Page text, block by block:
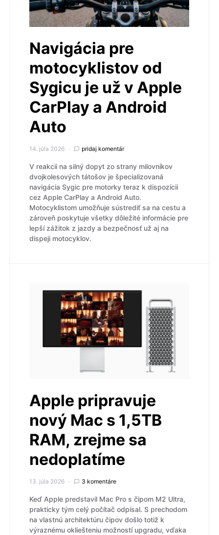
Navigácia pre
motocyklistov od
Sygicu je už v Apple
CarPlay a Android
Auto
14. júla 2026 pridaj komentár
V reakcii na silný dopyt zo strany milovníkov
dvojkolesových tátošov je špecializovaná
navigácia Sygic pre motorky teraz k dispozícii
cez Apple CarPlay a Android Auto.
Motocyklistom umožňuje sústrediť sa na cestu a
zároveň poskytuje všetky dôležité informácie pre
lepší zážitok z jazdy a bezpečnosť už aj na
dispeji motocyklov.
Apple pripravuje
nový Mac s 1,5TB
RAM, zrejme sa
nedoplatíme
13. júla 2026 3 komentáre
Keď Apple predstavil Mac Pro s čipom M2 Ultra,
prakticky tým celý počítač odpísal. S prechodom
na vlastnú architektúru čipov došlo totiž k
výraznému okliešteniu možností upgradu, vďaka